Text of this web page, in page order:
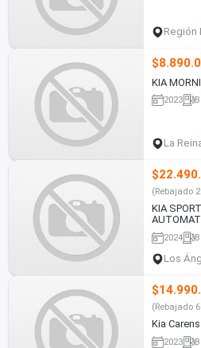
Región
KIA
2023
La
(Rebajado
KIA
2024
Los
(Rebajado
Kia
2023